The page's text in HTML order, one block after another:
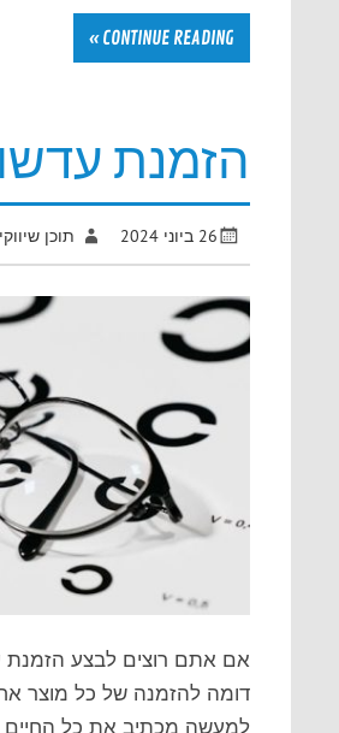
CONTINUE READING »
הזמנת
26 ביוני 2024 תוכן שיווקי
אם אתם רוצים לבצע הזמנת
דומה להזמנה של כל מוצר
למעשה מכתיב את כל החיים